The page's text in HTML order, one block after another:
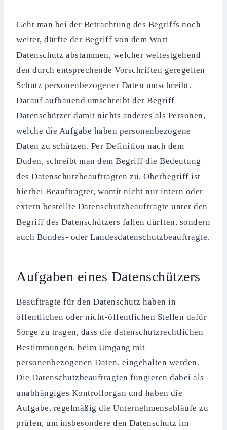
Geht man bei der Betrachtung des Begriffs noch
weiter, dürfte der Begriff von dem Wort
Datenschutz abstammen, welcher weitestgehend
den durch entsprechende Vorschriften geregelten
Schutz personenbezogener Daten umschreibt.
Darauf aufbauend umschreibt der Begriff
Datenschützer damit nichts anderes als Personen,
welche die Aufgabe haben personenbezogene
Daten zu schützen. Per Definition nach dem
Duden, schreibt man dem Begriff die Bedeutung
des Datenschutzbeauftragten zu. Oberbegriff ist
hierbei Beauftragter, womit nicht nur intern oder
extern bestellte Datenschutzbeauftragte unter den
Begriff des Datenschützers fallen dürften, sondern
auch Bundes- oder Landesdatenschutzbeauftragte.
Aufgaben eines Datenschützers
Beauftragte für den Datenschutz haben in
öffentlichen oder nicht-öffentlichen Stellen dafür
Sorge zu tragen, dass die datenschutzrechtlichen
Bestimmungen, beim Umgang mit
personenbezogenen Daten, eingehalten werden.
Die Datenschutzbeauftragten fungieren dabei als
unabhängiges Kontrollorgan und haben die
Aufgabe, regelmäßig die Unternehmensabläufe zu
prüfen, um insbesondere den Datenschutz im